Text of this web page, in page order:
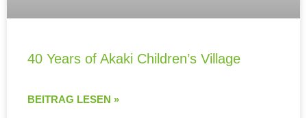
40 Years of Akaki Children’s Village
BEITRAG LESEN »